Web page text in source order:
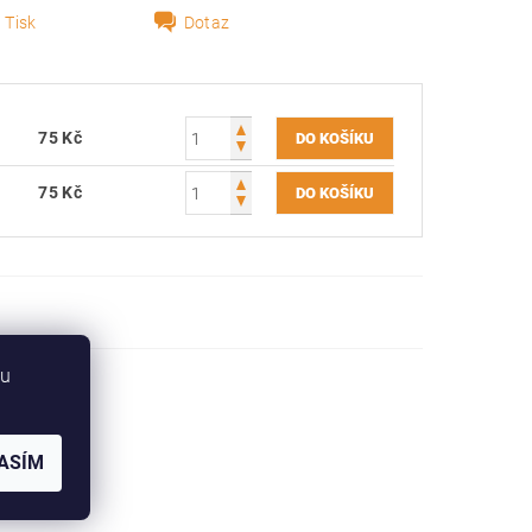
Tisk Dotaz
75 Kč
75 Kč